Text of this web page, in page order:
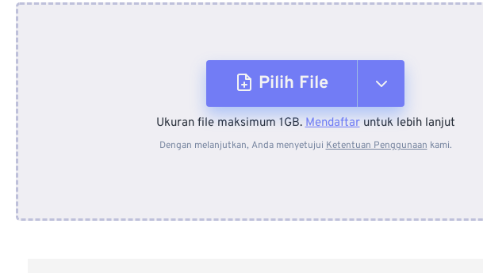
Pilih File
Dari Perangkat
Ukuran file maksimum 1GB.Mendaftaruntuk lebih lanjut
Dengan melanjutkan, Anda menyetujui Ketentuan Penggunaan kami.